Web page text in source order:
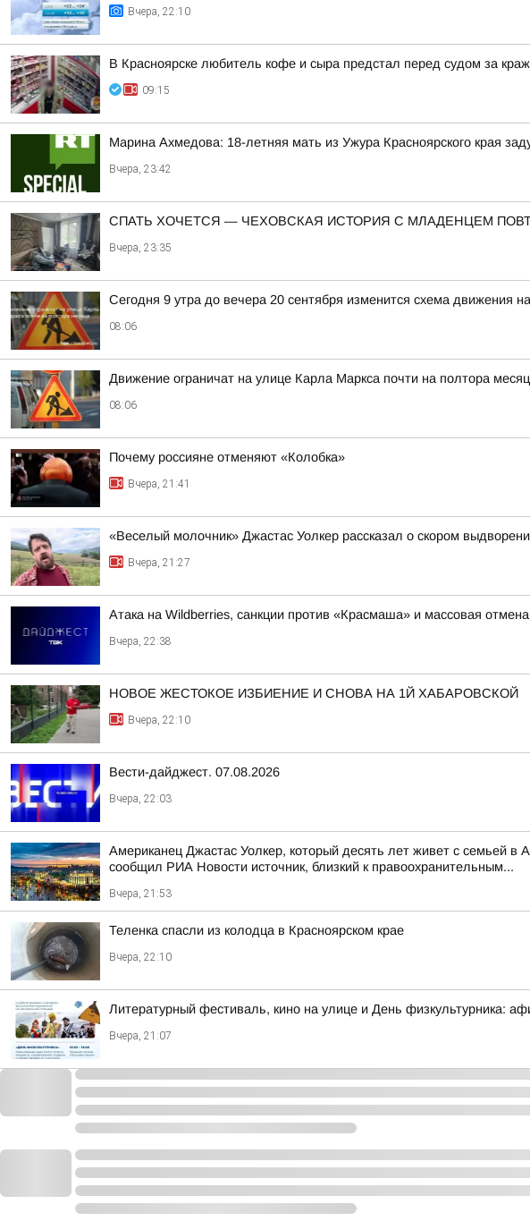
Вчера, 22:10
В Красноярске любитель кофе и сыра предстал перед судом за
09:15
Марина Ахмедова: 18-летняя мать из Ужура Красноярского края
Вчера, 23:42
СПАТЬ ХОЧЕТСЯ — ЧЕХОВСКАЯ ИСТОРИЯ С МЛАДЕНЦЕМ
Вчера, 23:35
Сегодня 9 утра до вечера 20 сентября изменится схема движения
08:06
Движение ограничат на улице Карла Маркса почти на полтора
08:06
Почему россияне отменяют «Колобка»
Вчера, 21:41
«Веселый молочник» Джастас Уолкер рассказал о скором
Вчера, 21:27
Атака на Wildberries, санкции против «Красмаша» и массовая
Вчера, 22:38
НОВОЕ ЖЕСТОКОЕ ИЗБИЕНИЕ И СНОВА НА 1Й ХАБАРОВСКОЙ
Вчера, 22:10
Вести-дайджест. 07.08.2026
Вчера, 22:03
Американец Джастас Уолкер, который десять лет живет с семьей
сообщил РИА Новости источник, близкий к правоохранительным...
Вчера, 21:53
Теленка спасли из колодца в Красноярском крае
Вчера, 22:10
Литературный фестиваль, кино на улице и День физкультурника:
Вчера, 21:07